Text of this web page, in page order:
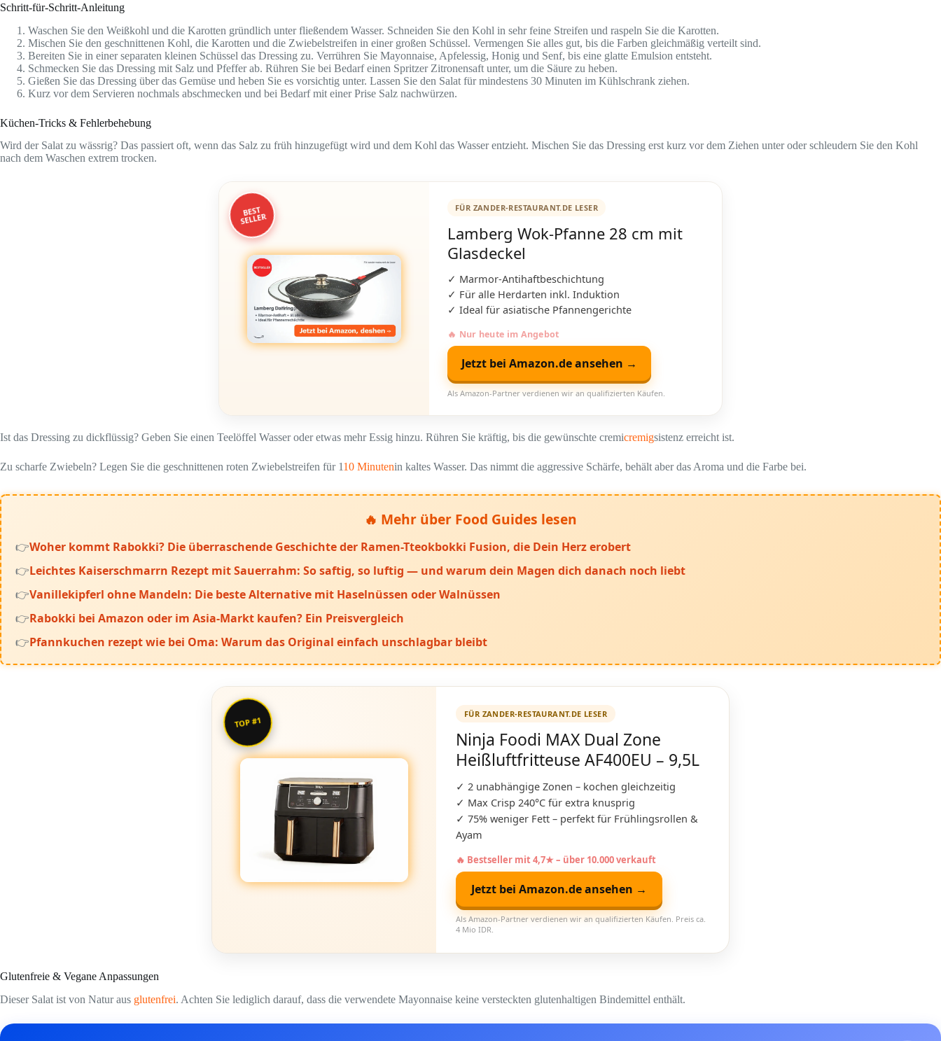
Schritt-für-Schritt-Anleitung
Waschen Sie den Weißkohl und die Karotten gründlich unter fließendem Wasser. Schneiden Sie den Kohl in sehr feine Streifen und raspeln Sie die Karotten.
Mischen Sie den geschnittenen Kohl, die Karotten und die Zwiebelstreifen in einer großen Schüssel. Vermengen Sie alles gut, bis die Farben gleichmäßig verteilt sind.
Bereiten Sie in einer separaten kleinen Schüssel das Dressing zu. Verrühren Sie Mayonnaise, Apfelessig, Honig und Senf, bis eine glatte Emulsion entsteht.
Schmecken Sie das Dressing mit Salz und Pfeffer ab. Rühren Sie bei Bedarf einen Spritzer Zitronensaft unter, um die Säure zu heben.
Gießen Sie das Dressing über das Gemüse und heben Sie es vorsichtig unter. Lassen Sie den Salat für mindestens 30 Minuten im Kühlschrank ziehen.
Kurz vor dem Servieren nochmals abschmecken und bei Bedarf mit einer Prise Salz nachwürzen.
Küchen-Tricks & Fehlerbehebung
Wird der Salat zu wässrig? Das passiert oft, wenn das Salz zu früh hinzugefügt wird und dem Kohl das Wasser entzieht. Mischen Sie das Dressing erst kurz vor dem Ziehen unter oder schleudern Sie den Kohl
nach dem Waschen extrem trocken.
BEST
SELLER
FÜR ZANDER-RESTAURANT.DE LESER
Lamberg Wok-Pfanne 28 cm mit
Glasdeckel
✓ Marmor-Antihaftbeschichtung
✓ Für alle Herdarten inkl. Induktion
✓ Ideal für asiatische Pfannengerichte
🔥 Nur heute im Angebot
Jetzt bei Amazon.de ansehen →
Als Amazon-Partner verdienen wir an qualifizierten Käufen.
Ist das Dressing zu dickflüssig? Geben Sie einen Teelöffel Wasser oder etwas mehr Essig hinzu. Rühren Sie kräftig, bis die gewünschte cremicremigsistenz erreicht ist.
Zu scharfe Zwiebeln? Legen Sie die geschnittenen roten Zwiebelstreifen für 110 Minutenin kaltes Wasser. Das nimmt die aggressive Schärfe, behält aber das Aroma und die Farbe bei.
🔥 Mehr über Food Guides lesen
Woher kommt Rabokki? Die überraschende Geschichte der Ramen-Tteokbokki Fusion, die Dein Herz erobert
Leichtes Kaiserschmarrn Rezept mit Sauerrahm: So saftig, so luftig — und warum dein Magen dich danach noch liebt
Vanillekipferl ohne Mandeln: Die beste Alternative mit Haselnüssen oder Walnüssen
Rabokki bei Amazon oder im Asia‑Markt kaufen? Ein Preisvergleich
Pfannkuchen rezept wie bei Oma: Warum das Original einfach unschlagbar bleibt
TOP #1
FÜR ZANDER-RESTAURANT.DE LESER
Ninja Foodi MAX Dual Zone
Heißluftfritteuse AF400EU – 9,5L
✓ 2 unabhängige Zonen – kochen gleichzeitig
✓ Max Crisp 240°C für extra knusprig
✓ 75% weniger Fett – perfekt für Frühlingsrollen &
Ayam
🔥 Bestseller mit 4,7★ – über 10.000 verkauft
Jetzt bei Amazon.de ansehen →
Als Amazon-Partner verdienen wir an qualifizierten Käufen. Preis ca.
4 Mio IDR.
Glutenfreie & Vegane Anpassungen
Dieser Salat ist von Natur aus glutenfrei. Achten Sie lediglich darauf, dass die verwendete Mayonnaise keine versteckten glutenhaltigen Bindemittel enthält.